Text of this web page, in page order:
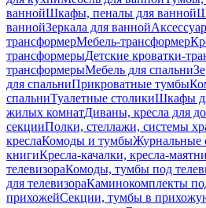
ваннойШкафы, пеналы для ванной
ваннойЗеркала для ванной
трансформерМебель-трансформер
трансформерыДетские кроватки-
трансформерыМебель для спальни
для спальниПрикроватные тумбы
спальниТуалетные столикиШкафы
жилых комнатДиваны, кресла для
секцииПолки, стеллажи, системы
креслаКомоды и тумбыЖурнальные
книгиКресла-качалки, кресла-
телевизораКомоды, тумбы под
для телевизораКаминокомплекты
прихожейСекции, тумбы в